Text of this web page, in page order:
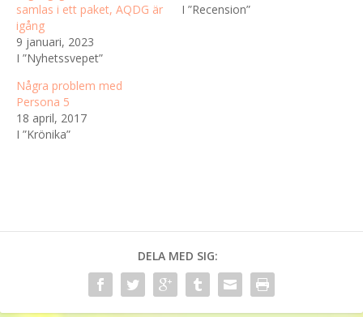
samlas i ett paket, AQDG är
igång
9 januari, 2023
I ”Nyhetssvepet”
I ”Recension”
Några problem med
Persona 5
18 april, 2017
I ”Krönika”
DELA MED SIG: